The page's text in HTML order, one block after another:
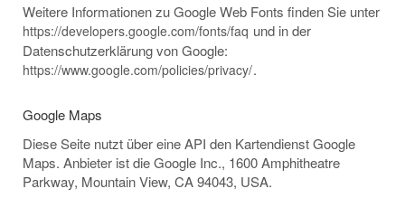
Weitere Informationen zu Google Web Fonts finden Sie unter
https://developers.google.com/fonts/faq und in der
Datenschutzerklärung von Google:
https://www.google.com/policies/privacy/.
Google Maps
Diese Seite nutzt über eine API den Kartendienst Google
Maps. Anbieter ist die Google Inc., 1600 Amphitheatre
Parkway, Mountain View, CA 94043, USA.